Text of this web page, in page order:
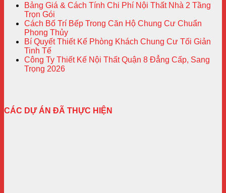
Bảng Giá & Cách Tính Chi Phí Nội Thất Nhà 2 Tầng
Trọn Gói
Cách Bố Trí Bếp Trong Căn Hộ Chung Cư Chuẩn
Phong Thủy
Bí Quyết Thiết Kế Phòng Khách Chung Cư Tối Giản
Tinh Tế
Công Ty Thiết Kế Nội Thất Quận 8 Đẳng Cấp, Sang
Trọng 2026
CÁC DỰ ÁN ĐÃ THỰC HIỆN